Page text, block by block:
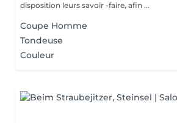
disposition leurs savoir -faire, afin ...
Coupe Homme
Tondeuse
Couleur